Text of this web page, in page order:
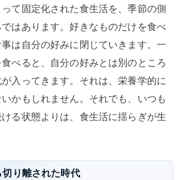
て固定化された食生活を、季節の側
はあります。好きなものだけを食べ
は自分の好みに閉じていきます。一
べると、自分の好みとは別のところ
入ってきます。それは、栄養学的に
かもしれません。それでも、いつも
る状態よりは、食生活に揺らぎが生
り離された時代